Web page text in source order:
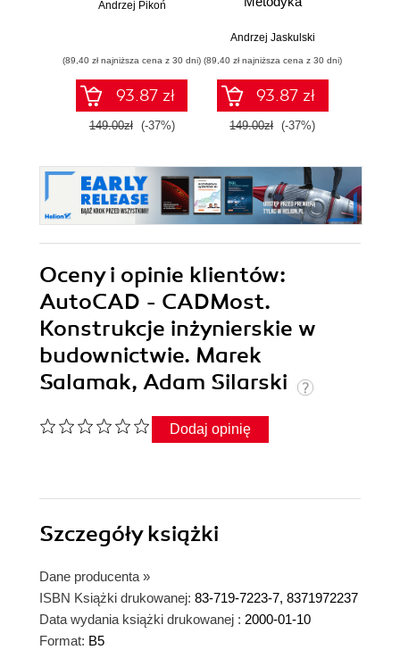
Andrzej Pikoń
(89,40 zł najniższa cena z 30 dni)
93.87 zł
149.00zł (-37%)
projektowania
nieparametrycznego
2D i 3D
Andrzej Jaskulski
(89,40 zł najniższa cena z 30 dni)
93.87 zł
149.00zł (-37%)
Oceny i opinie klientów:
AutoCAD - CADMost.
Konstrukcje inżynierskie w
budownictwie. Marek
Salamak, Adam Silarski
Dodaj opinię
Szczegółyksiążki
Dane producenta »
ISBN Książki drukowanej: 83-719-7223-7, 8371972237
Data wydania książki drukowanej : 2000-01-10
Format: B5